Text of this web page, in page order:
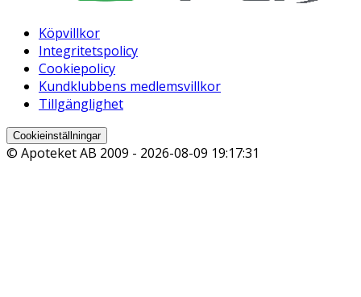
Köpvillkor
Integritetspolicy
Cookiepolicy
Kundklubbens medlemsvillkor
Tillgänglighet
Cookieinställningar
© Apoteket AB 2009 - 2026-08-09 19:17:31